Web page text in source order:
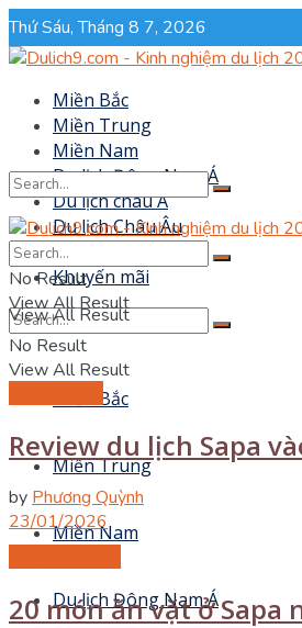
Thứ Sáu, Tháng 8 7, 2026
Miền Bắc
Miền Trung
Miền Nam
Du lịch Đông Nam Á
Du lịch châu Á
Du lịch Châu Âu
Sự kiện
Khuyến mãi
No Result
View All Result
No Result
View All Result
Miền Bắc
Miền Trung
Miền Nam
Du lịch Đông Nam Á
No Result
View All Result
Review du lịch Sapa
by Phương Quỳnh
23/01/2026
20 món ăn vặt ở Sapa